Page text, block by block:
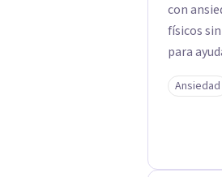
con
físicos
para
inmune,
detrás.
Ansiedad